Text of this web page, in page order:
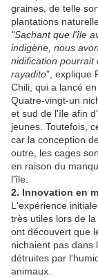
graines, de telle
plantations
"Sachant que l'île
indigène, nous
nidification pourrait
rayadito", explique
Chili, qui a lancé
Quatre-vingt-un
et sud de l'île afin
jeunes. Toutefois,
car la conception
outre, les cages
en raison du
l'île.
2. Innovation en
L'expérience
très utiles lors de
ont découvert que
nichaient pas dans
détruites par
animaux.